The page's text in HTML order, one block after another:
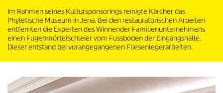
Im Rahmen seines Kultursponsorings reinigte Kärcher das
Phyletische Museum in Jena. Bei den restauratorischen Arbeiten
entfernten die Experten des Winnender Familienunternehmens
einen Fugenmörtelschleier vom Fussboden der Eingangshalle.
Dieser entstand bei vorangegangenen Fliesenlegerarbeiten.